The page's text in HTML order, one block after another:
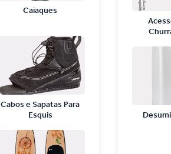
Caiaques
Cabos e Sapatas Para
Esquis